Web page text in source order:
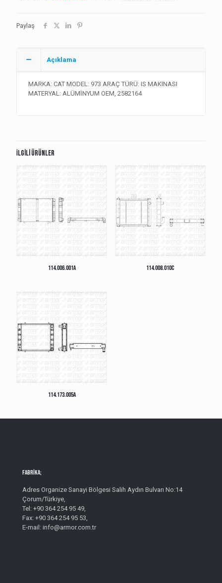
Paylaş
Açıklama
MARKA: CAT MODEL: 973 ARAÇ TÜRÜ: IS MAKINASI
MATERYAL: ALÜMİNYUM OEM, 2582164
İlgili ürünler
114.006.001A 114.008.010C
114.173.005A
Fabrika;
Adres Organize Sanayi Bölgesi Salih Aydın Bulvarı No:14
Çorum/Türkiye,
Tel: +90 364 254 95 49,
Fax: +90 364 254 95 53,
E-mail: info@armor.com.tr